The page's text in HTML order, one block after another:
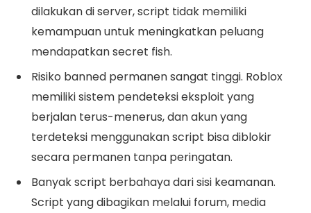
dilakukan di server, script tidak memiliki
kemampuan untuk meningkatkan peluang
mendapatkan secret fish.
Risiko banned permanen sangat tinggi. Roblox
memiliki sistem pendeteksi eksploit yang
berjalan terus-menerus, dan akun yang
terdeteksi menggunakan script bisa diblokir
secara permanen tanpa peringatan.
Banyak script berbahaya dari sisi keamanan.
Script yang dibagikan melalui forum, media